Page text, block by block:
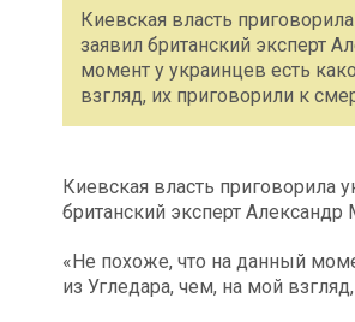
Киевская власть
заявил британский эксперт
момент у украинцев есть
взгляд, их приговорили к
Киевская власть приговорила
британский эксперт Александр
«Не похоже, что на данный
из Угледара, чем, на мой